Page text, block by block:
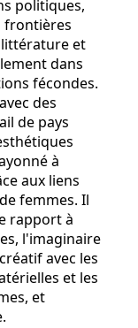
politiques,
frontières
littérature et
dans
fécondes.
des
de pays
à
aux liens
femmes. Il
rapport à
l'imaginaire
avec les
et les
et